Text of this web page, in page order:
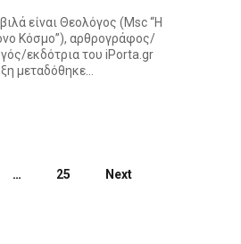
είναι Θεολόγος (Msc “Η
Κόσμο”), αρθρογράφος/
εκδότρια του iPorta.gr
μεταδόθηκε…
… 25 Next